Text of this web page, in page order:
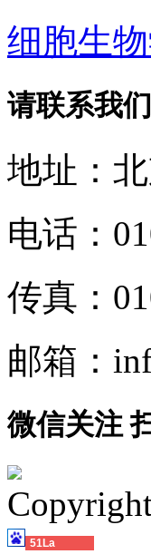
细胞生
请联系我们
地址：
电话：
传真：
邮箱：
微信关注
51La